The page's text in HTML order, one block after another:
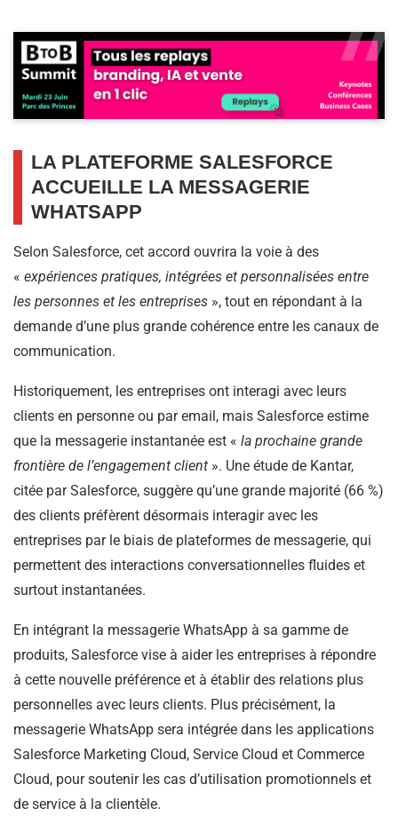
LA PLATEFORME SALESFORCE
ACCUEILLE LA MESSAGERIE
WHATSAPP
Selon Salesforce, cet accord ouvrira la voie à des
« expériences pratiques, intégrées et personnalisées entre
les personnes et les entreprises », tout en répondant à la
demande d’une plus grande cohérence entre les canaux de
communication.
Historiquement, les entreprises ont interagi avec leurs
clients en personne ou par email, mais Salesforce estime
que la messagerie instantanée est « la prochaine grande
frontière de l’engagement client ». Une étude de Kantar,
citée par Salesforce, suggère qu’une grande majorité (66 %)
des clients préfèrent désormais interagir avec les
entreprises par le biais de plateformes de messagerie, qui
permettent des interactions conversationnelles fluides et
surtout instantanées.
En intégrant la messagerie WhatsApp à sa gamme de
produits, Salesforce vise à aider les entreprises à répondre
à cette nouvelle préférence et à établir des relations plus
personnelles avec leurs clients. Plus précisément, la
messagerie WhatsApp sera intégrée dans les applications
Salesforce Marketing Cloud, Service Cloud et Commerce
Cloud, pour soutenir les cas d’utilisation promotionnels et
de service à la clientèle.